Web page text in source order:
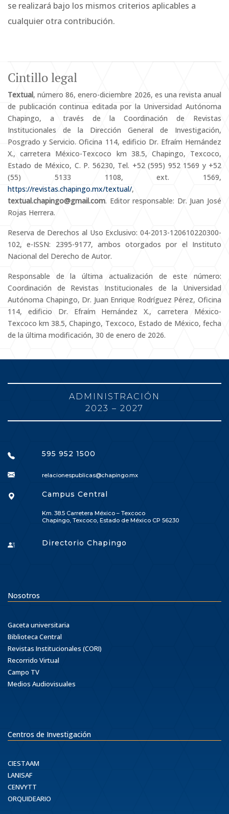
se realizará bajo los mismos criterios aplicables a
cualquier otra contribución.
Cintillo legal
Textual, número 86, enero-diciembre 2026, es una revista anual
de publicación continua editada por la Universidad Autónoma
Chapingo, a través de la Coordinación de Revistas
Institucionales de la Dirección General de Investigación,
Posgrado y Servicio. Oficina 114, edificio Dr. Efraím Hernández
X., carretera México-Texcoco km 38.5, Chapingo, Texcoco,
Estado de México, C. P. 56230, Tel. +52 (595) 952 1569 y +52
(55) 5133 1108, ext. 1569,
https://revistas.chapingo.mx/textual/,
textual.chapingo@gmail.com. Editor responsable: Dr. Juan José
Rojas Herrera.
Reserva de Derechos al Uso Exclusivo: 04-2013-120610220300-
102, e-ISSN: 2395-9177, ambos otorgados por el Instituto
Nacional del Derecho de Autor.
Responsable de la última actualización de este número:
Coordinación de Revistas Institucionales de la Universidad
Autónoma Chapingo, Dr. Juan Enrique Rodríguez Pérez, Oficina
114, edificio Dr. Efraím Hernández X., carretera México-
Texcoco km 38.5, Chapingo, Texcoco, Estado de México, fecha
de la última modificación, 30 de enero de 2026.
ADMINISTRACIÓN
2023 – 2027
595 952 1500
relacionespublicas@chapingo.mx
Campus Central
Km. 38.5 Carretera México – Texcoco
Chapingo, Texcoco, Estado de México CP 56230
Directorio Chapingo
Nosotros
Gaceta universitaria
Biblioteca Central
Revistas Institucionales (CORI)
Recorrido Virtual
Campo TV
Medios Audiovisuales
Centros de Investigación
CIESTAAM
LANISAF
CENVYTT
ORQUIDEARIO